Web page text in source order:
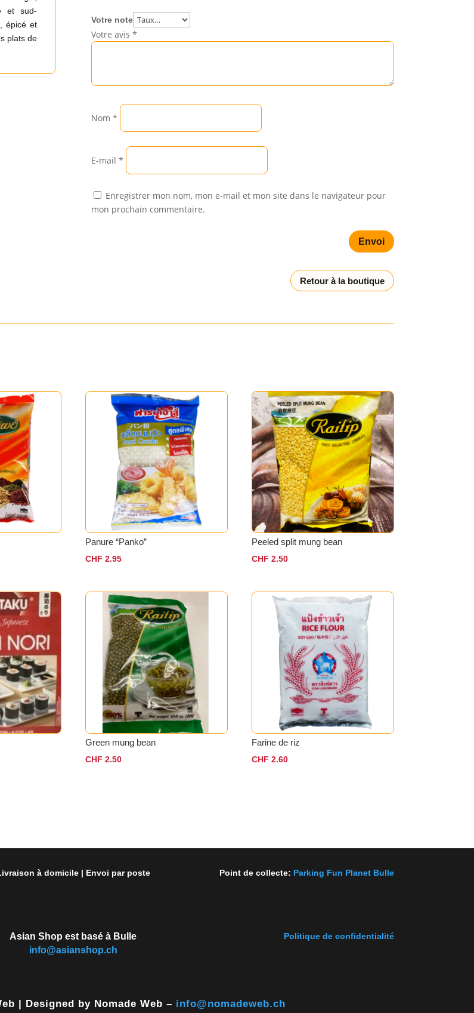
et sud-
épicé et
plats de
Votre note
Votre avis *
Nom *
E-mail *
Enregistrer mon nom, mon e-mail et mon site dans le navigateur pour
mon prochain commentaire.
Envoi
Retour à la boutique
Panure “Panko”
CHF 2.95
Peeled split mung bean
CHF 2.50
Green mung bean
CHF 2.50
Farine de riz
CHF 2.60
à domicile | Envoi par poste Point de collecte: Parking Fun Planet Bulle
Asian Shop est basé à Bulle
info@asianshop.ch
Politique de confidentialité
| Designed by Nomade Web – info@nomadeweb.ch